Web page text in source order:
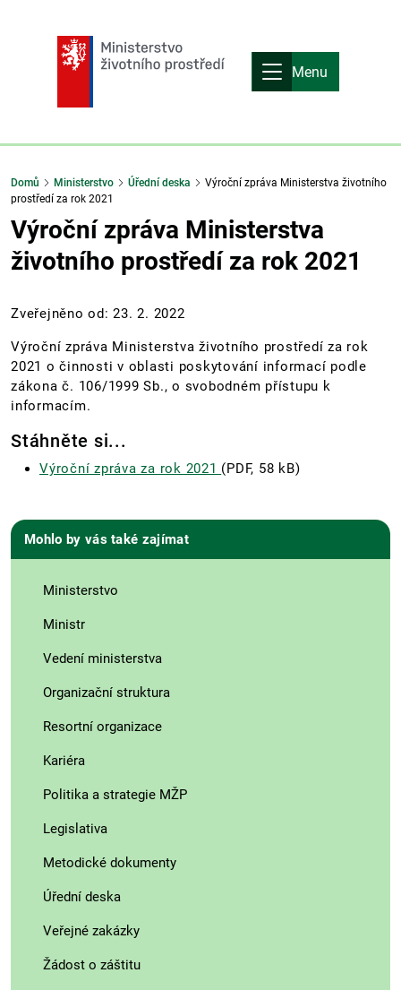
Menu
Domů Ministerstvo Úřední deska
Výroční zpráva Ministerstva životního
prostředí za rok 2021
Výroční zpráva Ministerstva
životního prostředí za rok 2021
Zveřejněno od: 23. 2. 2022
Výroční zpráva Ministerstva životního prostředí za rok
2021 o činnosti v oblasti poskytování informací podle
zákona č. 106/1999 Sb., o svobodném přístupu k
informacím.
Stáhněte si...
Výroční zpráva za rok 2021 (PDF, 58 kB)
Mohlo by vás také zajímat
Ministerstvo
Ministr
Vedení ministerstva
Organizační struktura
Resortní organizace
Kariéra
Politika a strategie MŽP
Legislativa
Metodické dokumenty
Úřední deska
Veřejné zakázky
Žádost o záštitu